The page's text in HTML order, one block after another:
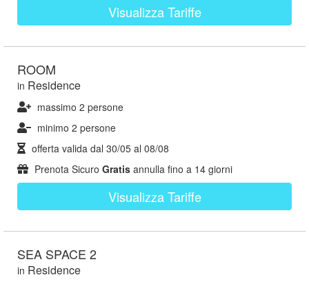
Visualizza Tariffe
ROOM
in Residence
massimo 2 persone
minimo 2 persone
offerta valida dal 30/05 al 08/08
Prenota Sicuro Gratis annulla fino a 14 giorni
Visualizza Tariffe
SEA SPACE 2
in Residence